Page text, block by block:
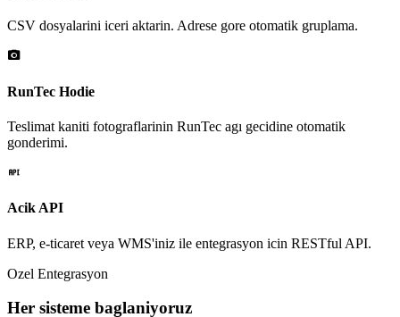
CSV dosyalarini iceri aktarin. Adrese gore otomatik gruplama.
RunTec Hodie
Teslimat kaniti fotograflarinin RunTec agı gecidine otomatik
gonderimi.
Acik API
ERP, e-ticaret veya WMS'iniz ile entegrasyon icin RESTful API.
Ozel Entegrasyon
Her sisteme baglaniyoruz